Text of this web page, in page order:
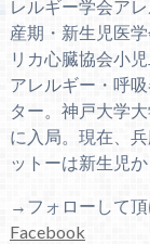
レルギー学会ア
産期・新生児医
リカ心臓協会小
アレルギー・呼
ター。神戸大学
に入局。現在、
ットーは新生児
→フォローして頂
Facebook